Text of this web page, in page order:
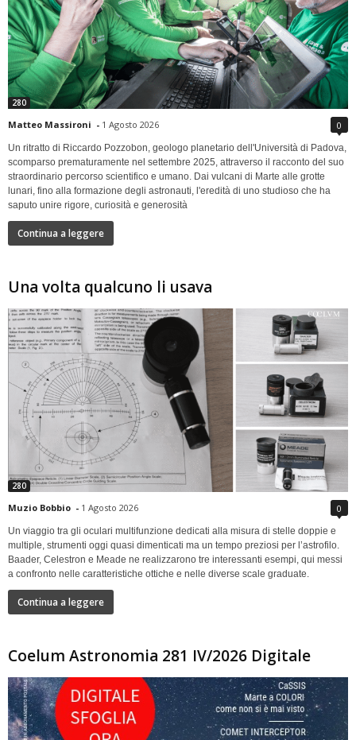
280
Matteo Massironi - 1 Agosto 2026 0
Un ritratto di Riccardo Pozzobon, geologo planetario dell'Università di Padova,
scomparso prematuramente nel settembre 2025, attraverso il racconto del suo
straordinario percorso scientifico e umano. Dai vulcani di Marte alle grotte
lunari, fino alla formazione degli astronauti, l'eredità di uno studioso che ha
saputo unire rigore, curiosità e generosità
Continua a leggere
Una volta qualcuno li usava
280
Muzio Bobbio - 1 Agosto 2026 0
Un viaggio tra gli oculari multifunzione dedicati alla misura di stelle doppie e
multiple, strumenti oggi quasi dimenticati ma un tempo preziosi per l’astrofilo.
Baader, Celestron e Meade ne realizzarono tre interessanti esempi, qui messi
a confronto nelle caratteristiche ottiche e nelle diverse scale graduate.
Continua a leggere
Coelum Astronomia 281 IV/2026 Digitale